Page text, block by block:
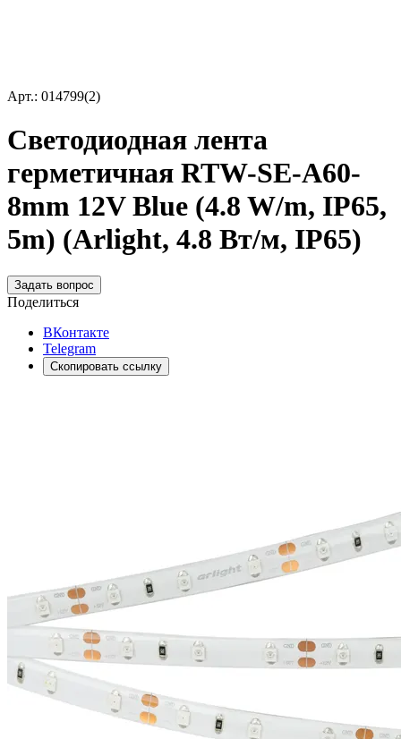
Арт.: 014799(2)
Светодиодная лента
герметичная RTW-SE-A60-
8mm 12V Blue (4.8 W/m, IP65,
5m) (Arlight, 4.8 Вт/м, IP65)
Задать вопрос
Поделиться
ВКонтакте
Telegram
Скопировать ссылку